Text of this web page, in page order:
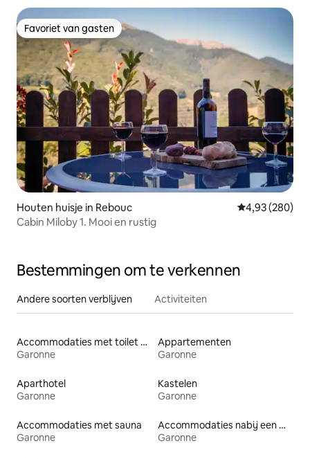
Favoriet van gasten
Favoriet van gasten
Houten huisje in Rebouc Gemiddelde
4,93 (280)
Cabin Miloby 1. Mooi en rustig
Bestemmingen om te verkennen
Andere soorten verblijven Activiteiten
Accommodaties met toilet op toegankelijke hoogte
Garonne
Appartementen
Garonne
Aparthotel
Garonne
Kastelen
Garonne
Accommodaties met sauna
Garonne
Accommodaties nabij een meer
Garonne